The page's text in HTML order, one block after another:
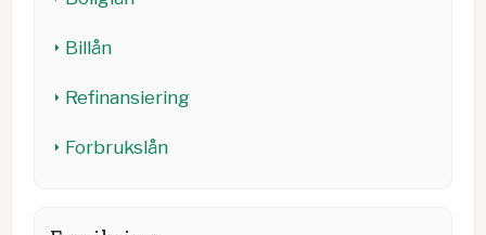
Billån
Refinansiering
Forbrukslån